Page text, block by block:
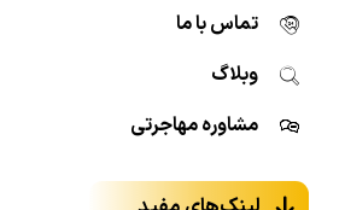
تماس با ما
وبلاگ
مشاوره مهاجرتی